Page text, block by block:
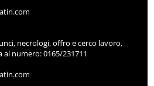
necrologi, offro e cerco lavoro,
numero: 0165/231711